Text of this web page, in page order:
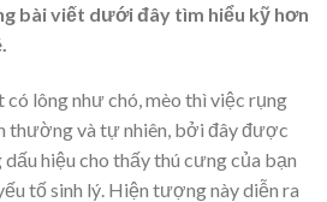
bài viết dưới đây tìm hiểu kỹ hơn
lông như chó, mèo thì việc rụng
thường và tự nhiên, bởi đây được
hiệu cho thấy thú cưng của bạn
tố sinh lý. Hiện tượng này diễn ra